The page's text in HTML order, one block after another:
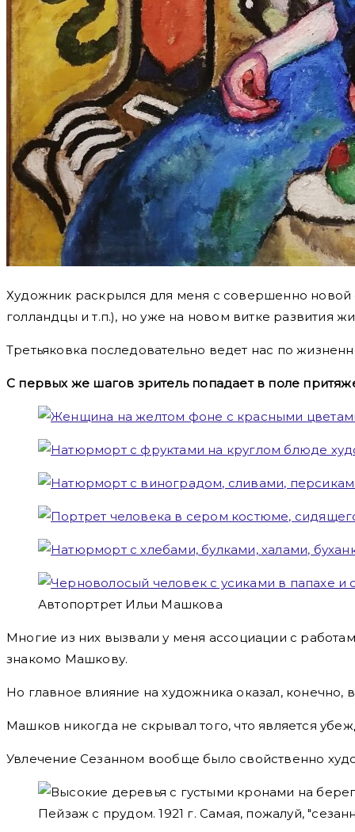
Художник раскрылся для меня с совершенно новой
голландцы и т.п.), но уже на новом витке развития
Третьяковка последовательно ведет нас по
С первых же шагов зритель попадает в поле
Автопортрет Ильи Машкова
Многие из них вызвали у меня ассоциации с
знакомо Машкову.
Но главное влияние на художника оказал,
Машков никогда не скрывал того, что является
Увлечение Сезанном вообще было свойственно
Пейзаж с прудом. 1921 г. Самая, пожалуй,